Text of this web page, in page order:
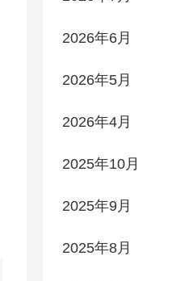
2026年6月
2026年5月
2026年4月
2025年10月
2025年9月
2025年8月